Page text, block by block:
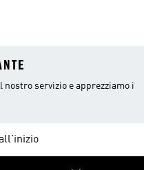
servizio e apprezziamo i
all'inizio